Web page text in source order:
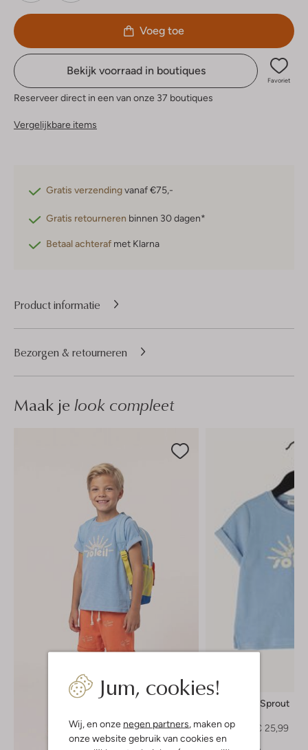
Jum, cookies!
Wij, en onze negen partners , maken op
onze website gebruik van cookies en
Voeg toe
Bekijk voorraad in boutiques
Favoriet
Reserveer direct in een van onze 37 boutiques
Vergelijkbare items
Gratis verzendingvanaf €75,-
Gratis retourneren binnen 30 dagen*
Betaal achteraf met Klarna
Product informatie
Bezorgen & retourneren
Maak je look compleet
Sproet & Sprout
€ 36,99
€ 25,99